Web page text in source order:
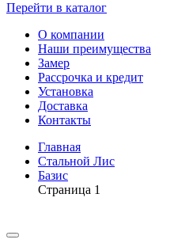
Перейти в каталог
О компании
Наши преимущества
Замер
Рассрочка и кредит
Установка
Доставка
Контакты
Главная
Стальной Лис
Базис
Страница 1